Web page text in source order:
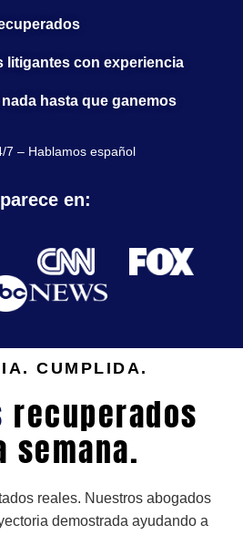
litigantes con experiencia
nada hasta que ganemos
7 – Hablamos español
en:
CUMPLIDA.
recuperados
semana.
reales. Nuestros abogados
demostrada ayudando a